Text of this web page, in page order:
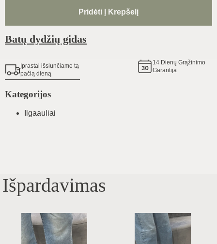
Pridėti Į Krepšelį
Batų dydžių gidas
Įprastai išsiunčiame tą
pačią dieną
14 Dienų Grąžinimo
Garantija
Kategorijos
Ilgaauliai
Išpardavimas